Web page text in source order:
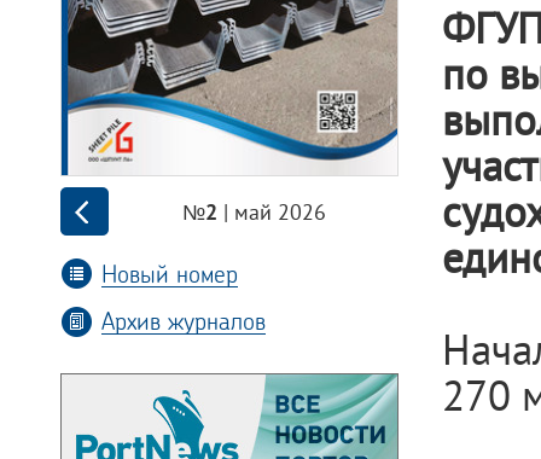
№2 | май 2026
Новый номер
Архив журналов
по
270